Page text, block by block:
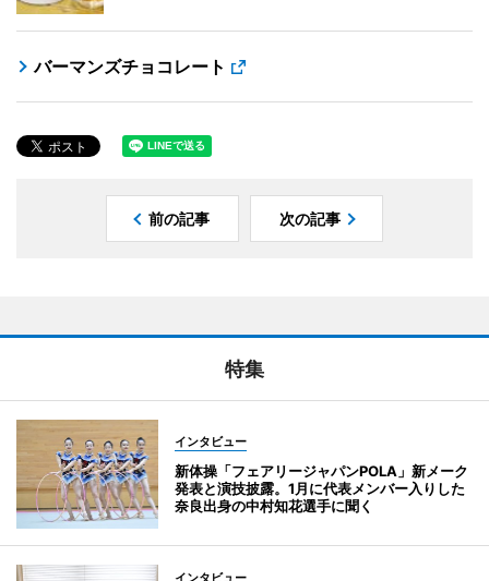
バーマンズチョコレート
前の記事 次の記事
特集
インタビュー
新体操「フェアリージャパンPOLA」新メーク
発表と演技披露。1月に代表メンバー入りした
奈良出身の中村知花選手に聞く
インタビュー